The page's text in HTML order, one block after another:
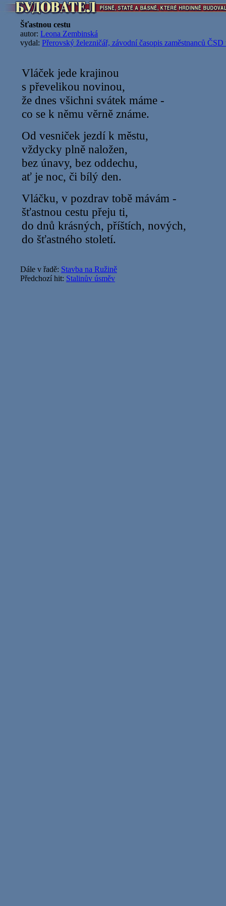
Šťastnou cestu
autor: Leona Zembinská
vydal: Přerovský železničář, závodní časopis zaměstnanců
Vláček jede krajinou
s převelikou novinou,
že dnes všichni svátek máme -
co se k němu věrně známe.
Od vesniček jezdí k městu,
vždycky plně naložen,
bez únavy, bez oddechu,
ať je noc, či bílý den.
Vláčku, v pozdrav tobě mávám -
šťastnou cestu přeju ti,
do dnů krásných, příštích, nových,
do šťastného století.
Dále v řadě: Stavba na Ružině
Předchozí hit: Stalinův úsměv